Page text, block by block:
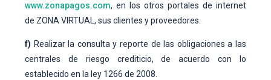
www.zonapagos.com, en los otros portales de internet
de ZONA VIRTUAL, sus clientes y proveedores.
f) Realizar la consulta y reporte de las obligaciones a las
centrales de riesgo crediticio, de acuerdo con lo
establecido en la ley 1266 de 2008.